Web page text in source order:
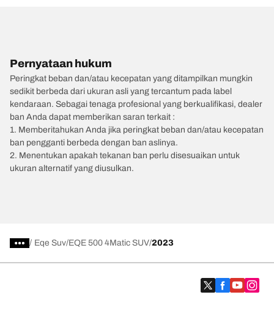
Pernyataan hukum
Peringkat beban dan/atau kecepatan yang ditampilkan mungkin
sedikit berbeda dari ukuran asli yang tercantum pada label
kendaraan. Sebagai tenaga profesional yang berkualifikasi, dealer
ban Anda dapat memberikan saran terkait :
1. Memberitahukan Anda jika peringkat beban dan/atau kecepatan
ban pengganti berbeda dengan ban aslinya.
2. Menentukan apakah tekanan ban perlu disesuaikan untuk
ukuran alternatif yang diusulkan.
/ Eqe Suv EQE 500 4Matic SUV 2023